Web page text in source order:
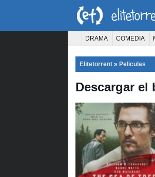
DRAMA COMEDIA
Elitetorrent » Peliculas
Descargar